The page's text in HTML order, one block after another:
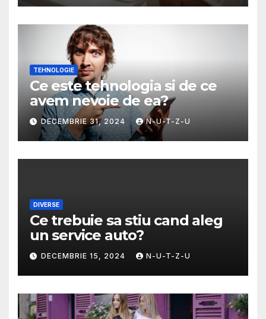
TEHNOLOGIE
Ce este tehnologia si de ce
avem nevoie de ea?
DECEMBRIE 31, 2024 N-U-T-Z-U
DIVERSE
Ce trebuie sa stiu cand aleg
un service auto?
DECEMBRIE 15, 2024 N-U-T-Z-U